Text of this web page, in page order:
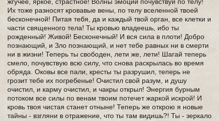
Их тоже разносят кровавые вены, по телу вселенной твоей
бесконечной! Питая тебя, да и каждый твой орган, все клетки и
части священного тела! Ты кровью владеешь, ибо ты
рожденный! Живой! Бесконечный! И вся сила в плоти! Добро
познающий, и Зло познающий, и нет тебе равных ни в смерти
ни в жизни! Теперь ты свободен, лети же, лети! Шагай теперь
смело, почувствую всю силу, что снова раскрылась во время
обряда. Оковы все пали, кресты ты разрушил, теперь не
грозит тебе их погребенье! Очистил свой разум, и душу
очистил, и карму очистил, и чакры открыл! Энергия бурным
потоком все силы по венам твоим потечет жаркой искрой! И
кровь твоя чистая станет отныне! Теперь же открою я новые
тайны - взгляни в отражение, что ты там видишь?! Ты - зеркало